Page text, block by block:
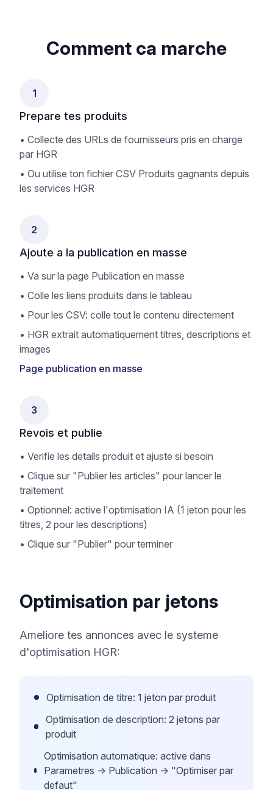
Comment ca marche
1
Prepare tes produits
• Collecte des URLs de fournisseurs pris en charge
par HGR
• Ou utilise ton fichier CSV Produits gagnants depuis
les services HGR
2
Ajoute a la publication en masse
• Va sur la page Publication en masse
• Colle les liens produits dans le tableau
• Pour les CSV: colle tout le contenu directement
• HGR extrait automatiquement titres, descriptions et
images
Page publication en masse
3
Revois et publie
• Verifie les details produit et ajuste si besoin
• Clique sur "Publier les articles" pour lancer le
traitement
• Optionnel: active l'optimisation IA (1 jeton pour les
titres, 2 pour les descriptions)
• Clique sur "Publier" pour terminer
Optimisation par jetons
Ameliore tes annonces avec le systeme
d'optimisation HGR:
Optimisation de titre: 1 jeton par produit
Optimisation de description: 2 jetons par
produit
Optimisation automatique: active dans
Parametres -> Publication -> "Optimiser par
defaut"